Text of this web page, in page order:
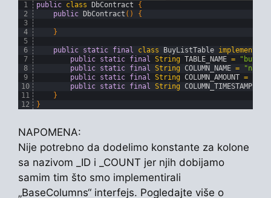
1
2
3
4
5
6
7
8
9
10
11
12
public class DbContract
{
public
DbContract ( ) {
}
public static final class BuyListTable implements
public static final String TABLE_NAME =
public static final String COLUMN_NAME = "name"
public static final String COLUMN_AMOUNT =
public static final String COLUMN_TIMESTAMP
}
}
NAPOMENA:
Nije potrebno da dodelimo konstante za kolone
sa nazivom _ID i _COUNT jer njih dobijamo
samim tim što smo implementirali
„BaseColumns“ interfejs. Pogledajte više o